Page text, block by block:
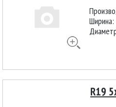
Ширина:
R19